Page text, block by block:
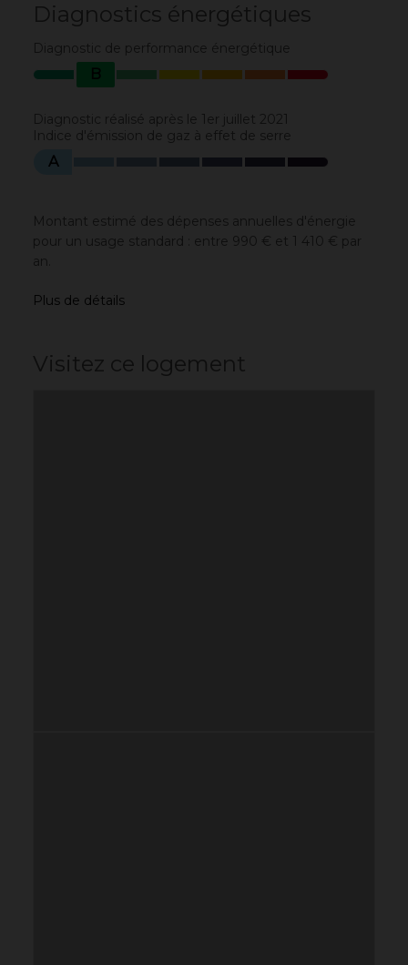
Diagnostics énergétiques
Diagnostic de performance énergétique
B
Diagnostic réalisé après le 1er juillet 2021
Indice d'émission de gaz à effet de serre
A
Montant estimé des dépenses annuelles d'énergie
pour un usage standard : entre 990 € et 1 410 € par
an.
Plus de détails
Visitez ce logement